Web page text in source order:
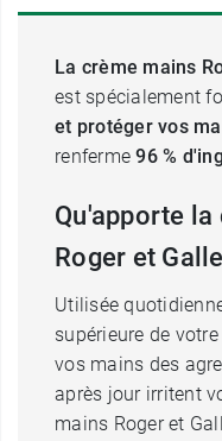
La crème mains
est spécialement
et protéger vos
renferme96 %
Qu'apporte
Roger et
Utilisée
supérieure de
vos mains des
après jour irritent
mains Roger et